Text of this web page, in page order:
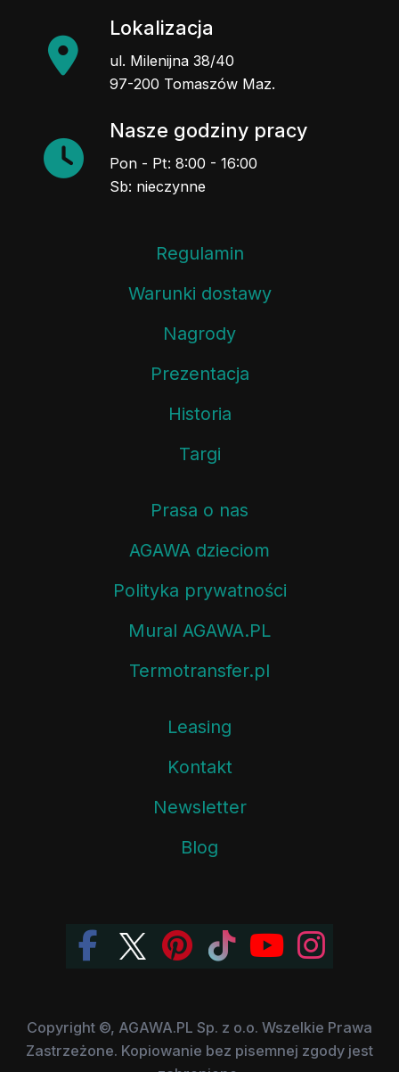
Lokalizacja
ul. Milenijna 38/40
97-200 Tomaszów Maz.
Nasze godziny pracy
Pon - Pt: 8:00 - 16:00
Sb: nieczynne
Regulamin
Warunki dostawy
Nagrody
Prezentacja
Historia
Targi
Prasa o nas
AGAWA dzieciom
Polityka prywatności
Mural AGAWA.PL
Termotransfer.pl
Leasing
Kontakt
Newsletter
Blog
Copyright ©, AGAWA.PL Sp. z o.o. Wszelkie Prawa
Zastrzeżone. Kopiowanie bez pisemnej zgody jest